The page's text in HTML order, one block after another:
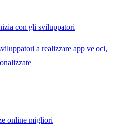
con gli sviluppatori
a realizzare app veloci,
online migliori